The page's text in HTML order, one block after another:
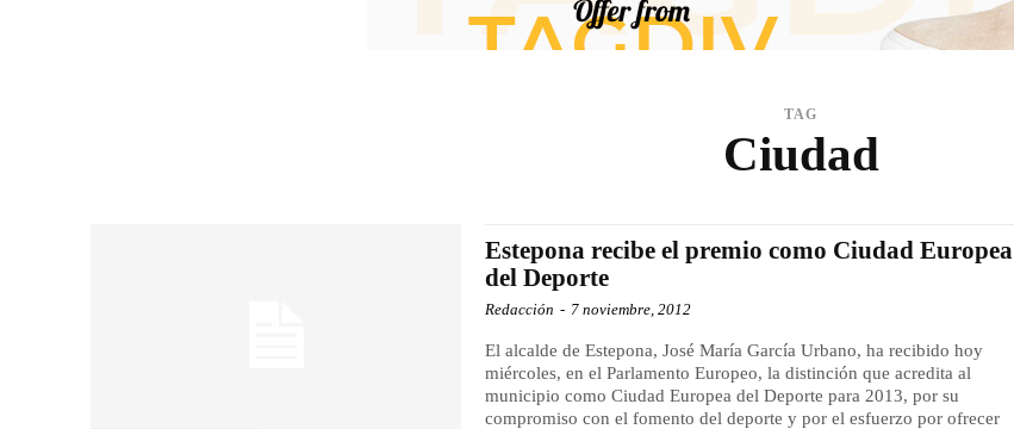
TAG
Ciudad
Estepona recibe el premio como Ciudad Europea
del Deporte
Redacción - 7 noviembre, 2012
El alcalde de Estepona, José María García Urbano, ha recibido hoy
miércoles, en el Parlamento Europeo, la distinción que acredita al
municipio como Ciudad Europea del Deporte para 2013, por su
compromiso con el fomento del deporte y por el esfuerzo por ofrecer